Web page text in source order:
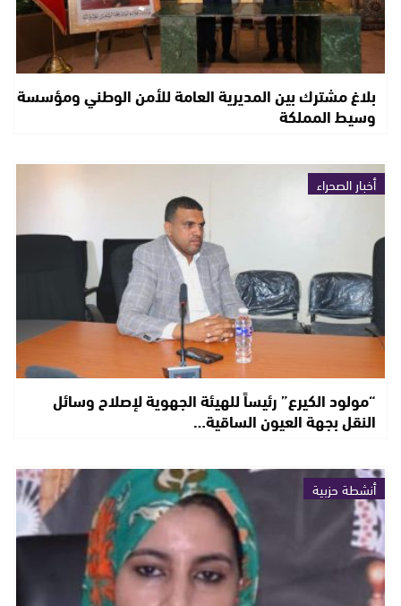
بلاغ مشترك بين المديرية العامة للأمن الوطني ومؤسسة
وسيط المملكة
أخبار الصحراء
“مولود الكيرع” رئيساً للهيئة الجهوية لإصلاح وسائل
النقل بجهة العيون الساقية…
أنشطة حزبية